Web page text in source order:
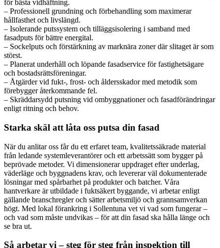
för bästa vidhäftning.
– Professionell grundning och förbehandling som maximerar
hållfasthet och livslängd.
– Isolerande putssystem och tilläggsisolering i samband med
fasadputs för bättre energital.
– Sockelputs och förstärkning av marknära zoner där slitaget är som
störst.
– Planerat underhåll och löpande fasadservice för fastighetsägare
och bostadsrättsföreningar.
– Åtgärder vid fukt-, frost- och åldersskador med metodik som
förebygger återkommande fel.
– Skräddarsydd putsning vid ombyggnationer och fasadförändringar
enligt ritning och behov.
Starka skäl att låta oss putsa din fasad
När du anlitar oss får du ett erfaret team, kvalitetssäkrade material
från ledande systemleverantörer och ett arbetssätt som bygger på
beprövade metoder. Vi dimensionerar uppdraget efter underlag,
väderläge och byggnadens krav, och levererar väl dokumenterade
lösningar med spårbarhet på produkter och batcher. Våra
hantverkare är utbildade i fuktsäkert byggande, vi arbetar enligt
gällande branschregler och sätter arbetsmiljö och grannsamverkan
högt. Med lokal förankring i Sollentuna vet vi vad som fungerar –
och vad som måste undvikas – för att din fasad ska hålla länge och
se bra ut.
Så arbetar vi – steg för steg från inspektion till